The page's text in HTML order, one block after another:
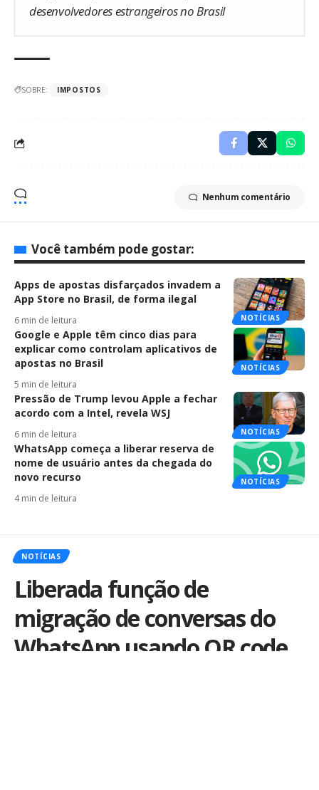
desenvolvedores estrangeiros no Brasil
SOBRE: IMPOSTOS
Nenhum comentário
Você também pode gostar:
NOTÍCIAS
Apps de apostas disfarçados invadem a
App Store no Brasil, de forma ilegal
6 min de leitura
NOTÍCIAS
Google e Apple têm cinco dias para
explicar como controlam aplicativos de
apostas no Brasil
5 min de leitura
NOTÍCIAS
Pressão de Trump levou Apple a fechar
acordo com a Intel, revela WSJ
6 min de leitura
NOTÍCIAS
WhatsApp começa a liberar reserva de
nome de usuário antes da chegada do
novo recurso
4 min de leitura
NOTÍCIAS
Liberada função de
migração de conversas do
WhatsApp usando QR code